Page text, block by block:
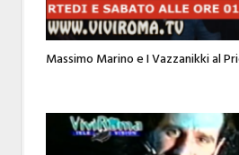
Massimo Marino e I Vazzanikki al